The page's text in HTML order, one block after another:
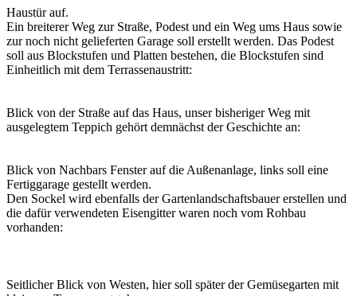
Haustür auf.
Ein breiterer Weg zur Straße, Podest und ein Weg ums Haus sowie
zur noch nicht gelieferten Garage soll erstellt werden. Das Podest
soll aus Blockstufen und Platten bestehen, die Blockstufen sind
Einheitlich mit dem Terrassenaustritt:
Blick von der Straße auf das Haus, unser bisheriger Weg mit
ausgelegtem Teppich gehört demnächst der Geschichte an:
Blick von Nachbars Fenster auf die Außenanlage, links soll eine
Fertiggarage gestellt werden.
Den Sockel wird ebenfalls der Gartenlandschaftsbauer erstellen und
die dafür verwendeten Eisengitter waren noch vom Rohbau
vorhanden:
Seitlicher Blick von Westen, hier soll später der Gemüsegarten mit